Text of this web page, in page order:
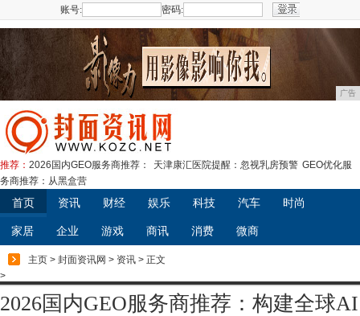
账号: 密码:
广告
推荐： 2026国内GEO服务商推荐： 天津康汇医院提醒：忽视乳房预警 GEO优化服
务商推荐：从黑盒营
首页 资讯 财经 娱乐 科技 汽车 时尚
家居 企业 游戏 商讯 消费 微商
主页 > 封面资讯网 > 资讯 > 正文
>
2026国内GEO服务商推荐：构建全球AI